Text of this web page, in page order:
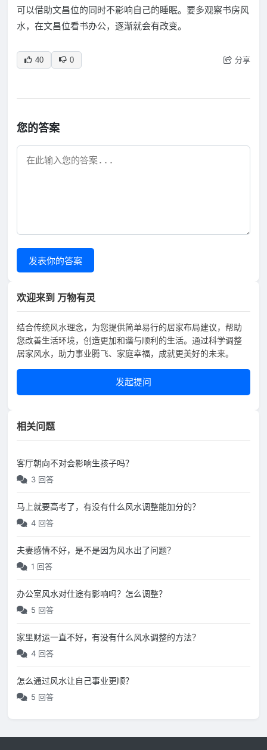
可以借助文昌位的同时不影响自己的睡眠。要多观察书房风
水，在文昌位看书办公，逐渐就会有改变。
40 0 分享
您的答案
发表你的答案
欢迎来到 万物有灵
结合传统风水理念，为您提供简单易行的居家布局建议，帮助
您改善生活环境，创造更加和谐与顺利的生活。通过科学调整
居家风水，助力事业腾飞、家庭幸福，成就更美好的未来。
发起提问
相关问题
客厅朝向不对会影响生孩子吗？
3 回答
马上就要高考了，有没有什么风水调整能加分的？
4 回答
夫妻感情不好，是不是因为风水出了问题？
1 回答
办公室风水对仕途有影响吗？怎么调整？
5 回答
家里财运一直不好，有没有什么风水调整的方法？
4 回答
怎么通过风水让自己事业更顺？
5 回答